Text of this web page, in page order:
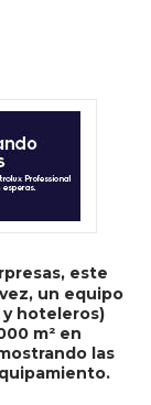
este
un equipo
hoteleros)
m² en
las